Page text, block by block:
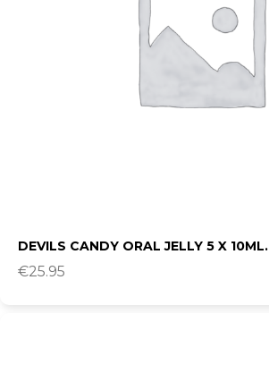
DEVILS CANDY ORAL JELLY 5 X 10ML.
€25.95